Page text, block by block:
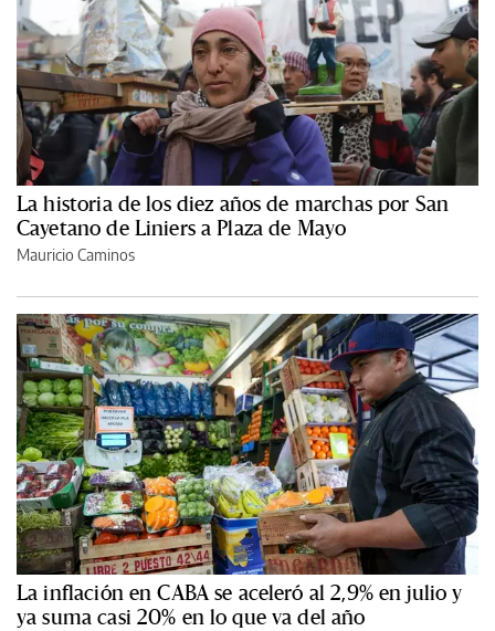
La historia de los diez años de marchas por San
Cayetano de Liniers a Plaza de Mayo
Mauricio Caminos
La inflación en CABA se aceleró al 2,9% en julio y
ya suma casi 20% en lo que va del año